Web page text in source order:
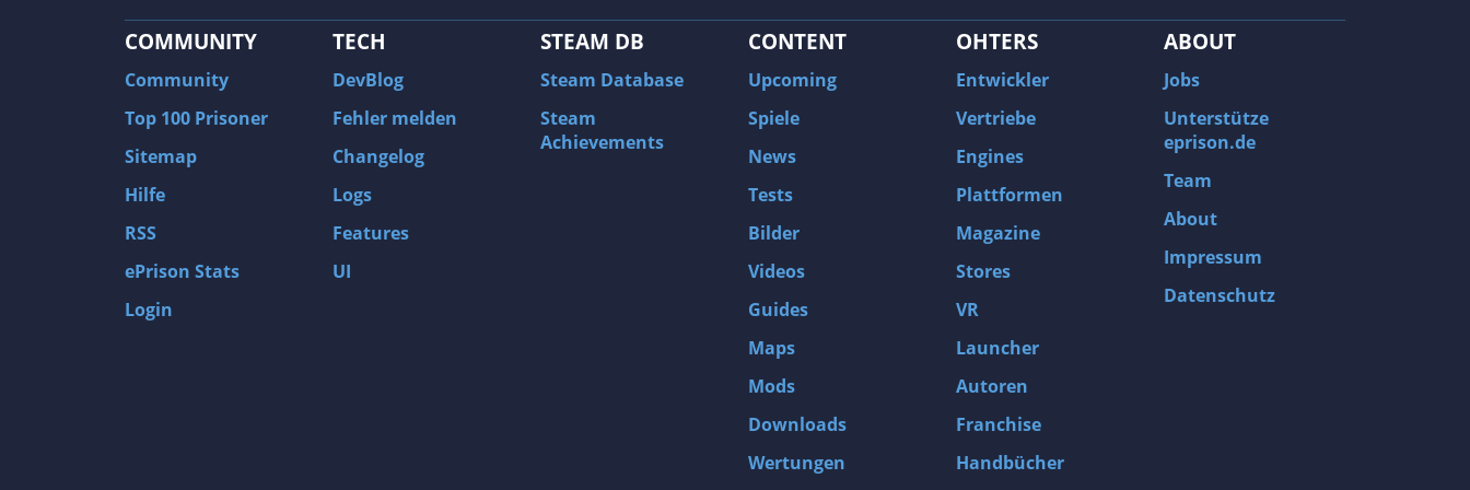
COMMUNITY
Community
Top 100 Prisoner
Sitemap
Hilfe
RSS
ePrison Stats
Login
TECH
DevBlog
Fehler melden
Changelog
Logs
Features
UI
STEAM DB
Steam Database
Steam
Achievements
CONTENT
Upcoming
Spiele
News
Tests
Bilder
Videos
Guides
Maps
Mods
Downloads
Wertungen
OHTERS
Entwickler
Vertriebe
Engines
Plattformen
Magazine
Stores
VR
Launcher
Autoren
Franchise
Handbücher
ABOUT
Jobs
Unterstütze
eprison.de
Team
About
Impressum
Datenschutz